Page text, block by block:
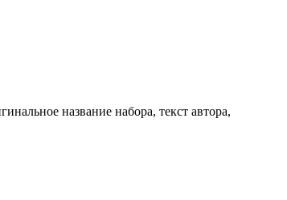
название набора, текст автора,